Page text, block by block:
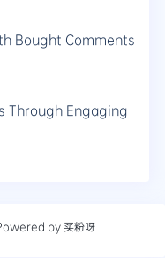
Bought Comments
Through Engaging
Powered by买粉呀